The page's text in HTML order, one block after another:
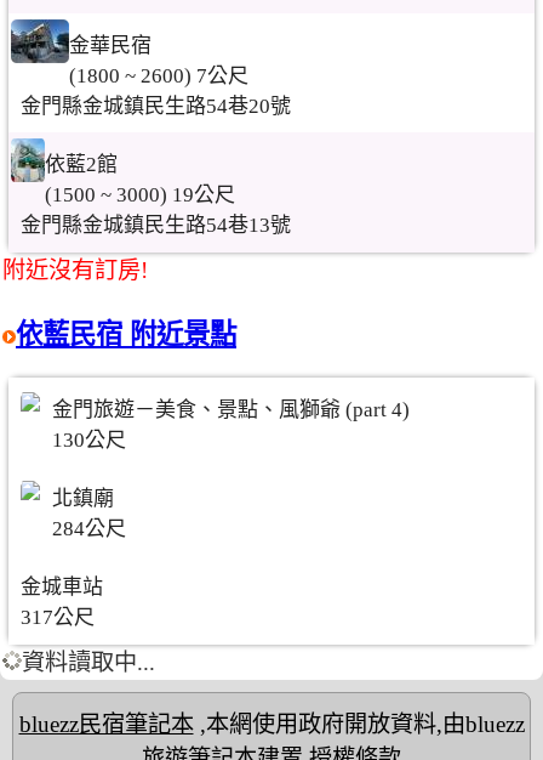
金華民宿
(1800 ~ 2600) 7公尺
金門縣金城鎮民生路54巷20號
依藍2館
(1500 ~ 3000) 19公尺
金門縣金城鎮民生路54巷13號
附近沒有訂房!
依藍民宿 附近景點
金門旅遊－美食、景點、風獅爺 (part 4)
130公尺
北鎮廟
284公尺
金城車站
317公尺
資料讀取中...
bluezz民宿筆記本,本網使用政府開放資料,由bluezz